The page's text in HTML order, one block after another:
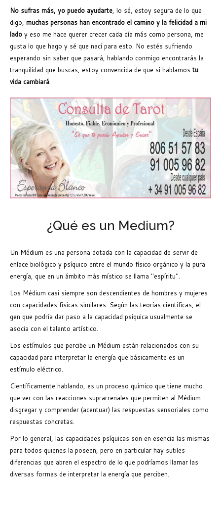
No sufras más, yo puedo ayudarte, lo sé, estoy segura de lo que
digo, muchas personas han encontrado el camino y la felicidad a mi
lado y eso me hace querer crecer cada día más como persona, me
gusta lo que hago y sé que nací para esto. No estés sufriendo
esperando sin saber que pasará, hablando conmigo encontrarás la
tranquilidad que buscas, estoy convencida de que si hablamos tu
vida cambiará.
¿Qué es un Medium?
Un Médium es una persona dotada con la capacidad de servir de
enlace biológico y psíquico entre el mundo físico orgánico y la pura
energía, que en un ámbito más místico se llama "espíritu".
Los Médium casi siempre son descendientes de hombres y mujeres
con capacidades físicas similares. Según las teorías científicas, el
gen que podría dar paso a la capacidad psíquica usualmente se
asocia con el talento artístico.
Los estímulos que percibe un Médium están relacionados con su
capacidad para interpretar la energía que básicamente es un
estímulo eléctrico.
Científicamente hablando, es un proceso químico que tiene mucho
que ver con las reacciones suprarrenales que permiten al Médium
disgregar y comprender (acentuar) las respuestas sensoriales como
respuestas concretas.
Por lo general, las capacidades psíquicas son en esencia las mismas
para todos quienes la poseen, pero en particular hay sutiles
diferencias que abren el espectro de lo que podríamos llamar las
diversas formas de interpretar la energía que perciben.